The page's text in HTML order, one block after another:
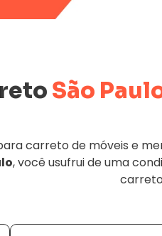
São
carreto de móveis e
, você usufrui de uma